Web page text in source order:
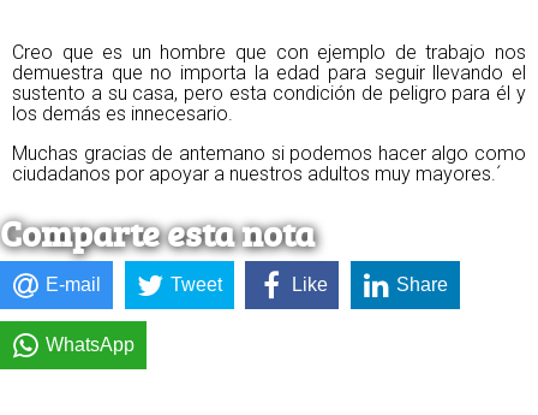
Creo que es un hombre que con ejemplo de trabajo nos
demuestra que no importa la edad para seguir llevando el
sustento a su casa, pero esta condición de peligro para él y
los demás es innecesario.
Muchas gracias de antemano si podemos hacer algo como
ciudadanos por apoyar a nuestros adultos muy mayores.´
Comparte esta nota
E-mail Tweet Like Share
WhatsApp